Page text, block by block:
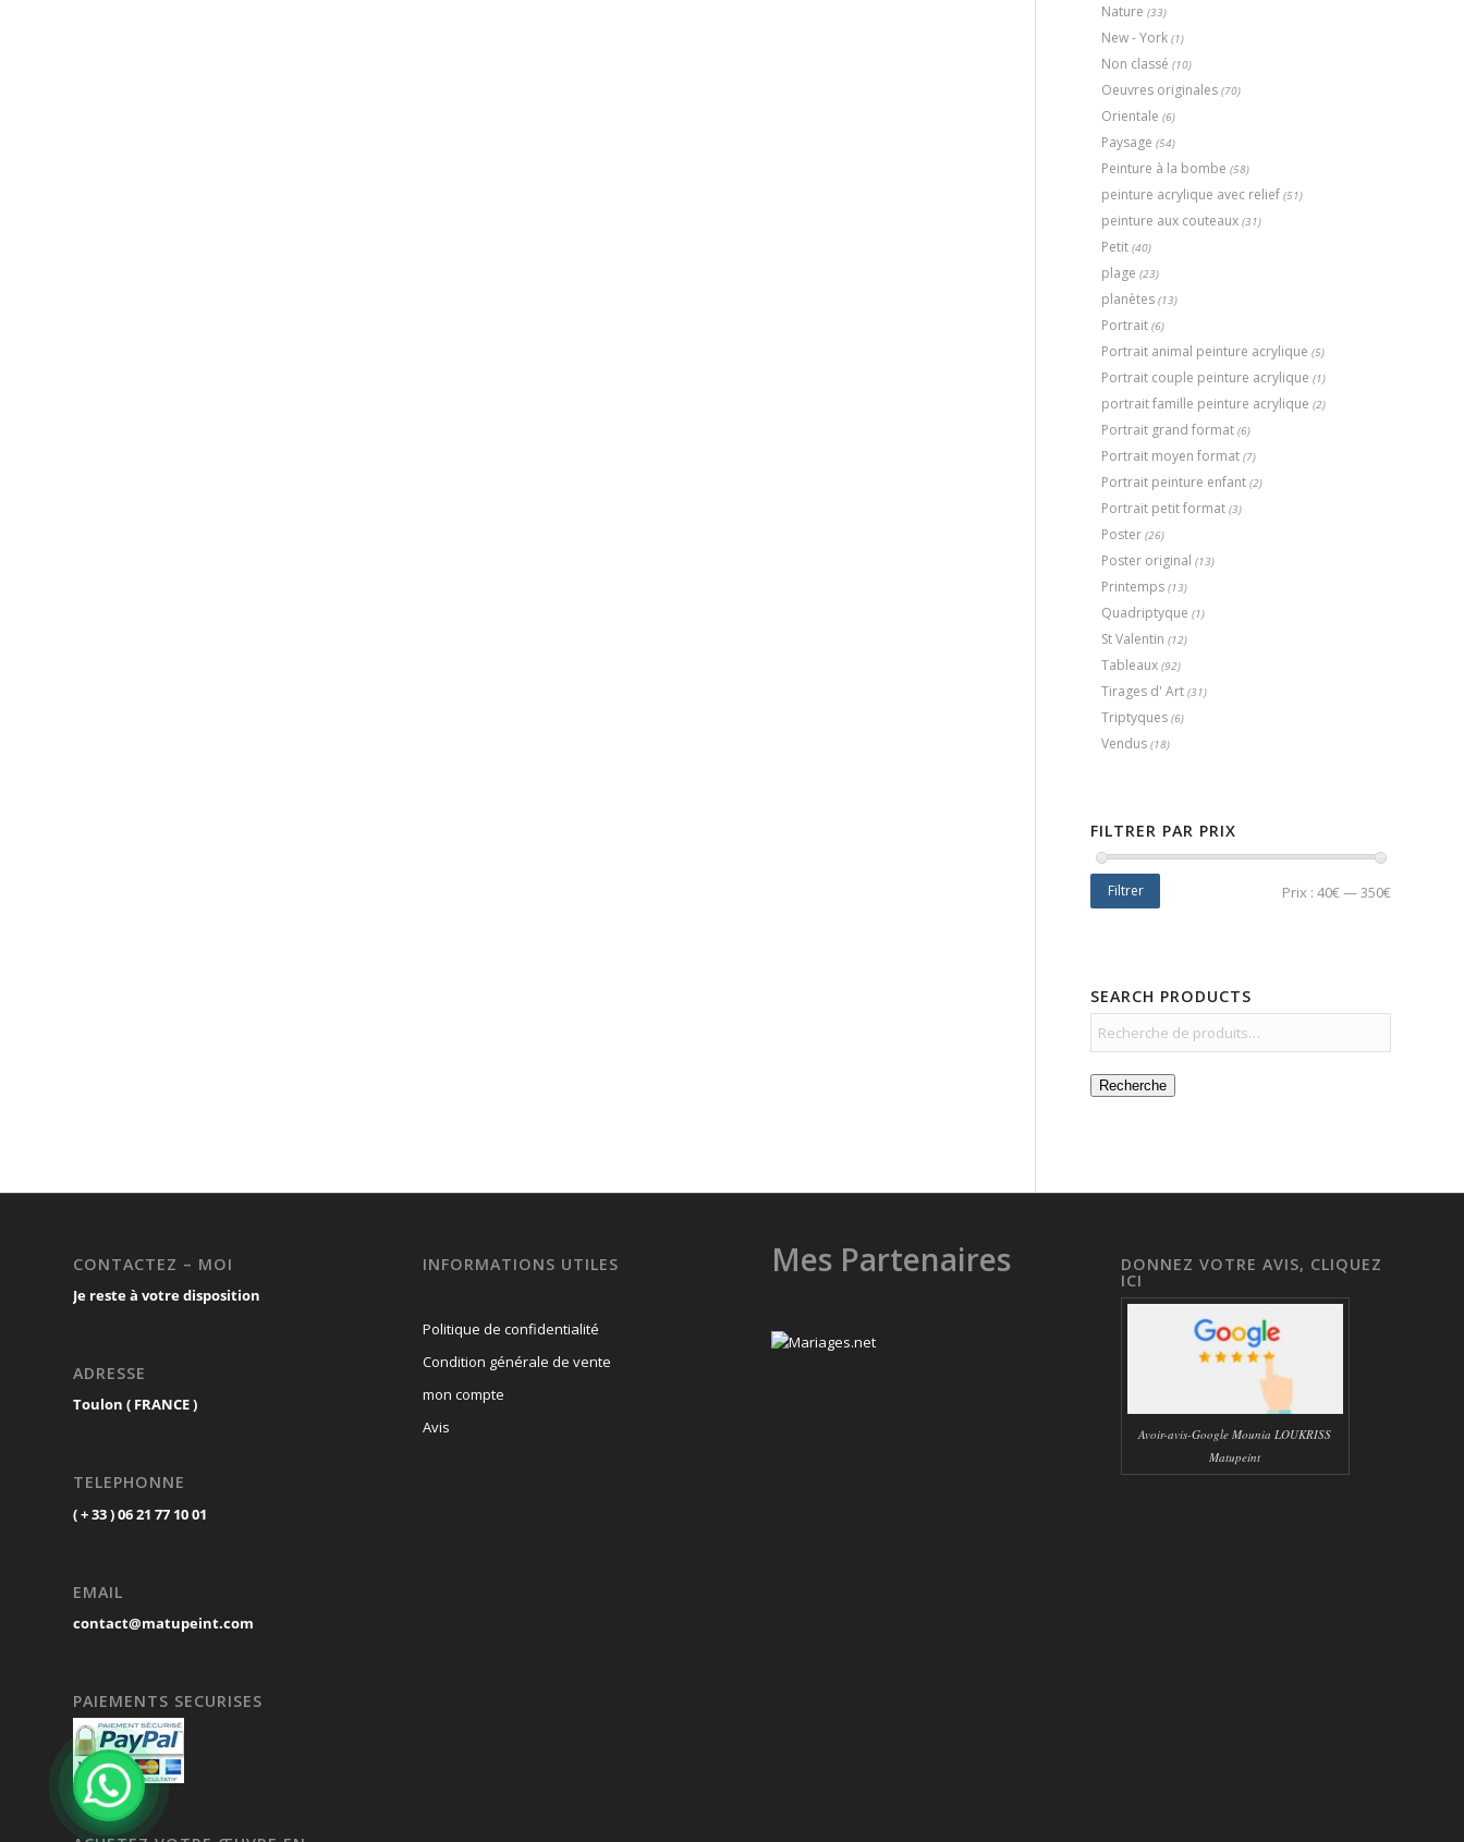
Nature (33)
New - York (1)
Non classé (10)
Oeuvres originales (70)
Orientale (6)
Paysage (54)
Peinture à la bombe (58)
peinture acrylique avec relief (51)
peinture aux couteaux (31)
Petit (40)
plage (23)
planètes (13)
Portrait (6)
Portrait animal peinture acrylique (5)
Portrait couple peinture acrylique (1)
portrait famille peinture acrylique (2)
Portrait grand format (6)
Portrait moyen format (7)
Portrait peinture enfant (2)
Portrait petit format (3)
Poster (26)
Poster original (13)
Printemps (13)
Quadriptyque (1)
St Valentin (12)
Tableaux (92)
Tirages d' Art (31)
Triptyques (6)
Vendus (18)
FILTRER PAR PRIX
Filtrer Prix : 40€—350€
SEARCH PRODUCTS
Recherche
CONTACTEZ – MOI
Je reste à votre disposition
ADRESSE
Toulon ( FRANCE )
TELEPHONNE
( + 33 ) 06 21 77 10 01
EMAIL
contact@matupeint.com
PAIEMENTS SECURISES
INFORMATIONS UTILES
Politique de confidentialité
Condition générale de vente
mon compte
Avis
Mes Partenaires DONNEZ VOTRE AVIS, CLIQUEZ
ICI
Avoir-avis-Google Mounia LOUKRISS
Matupeint